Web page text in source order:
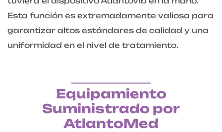
Esta función es extremadamente valiosa para
garantizar altos estándares de calidad y una
uniformidad en el nivel de tratamiento.
Equipamiento
Suministrado por
AtlantoMed